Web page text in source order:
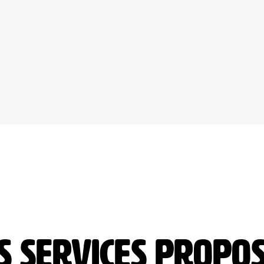
SERVICES